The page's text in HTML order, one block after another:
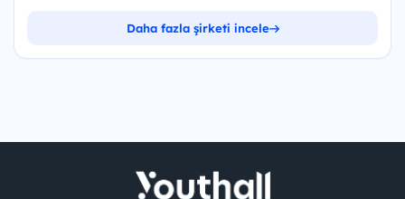
Daha fazla şirketi incele